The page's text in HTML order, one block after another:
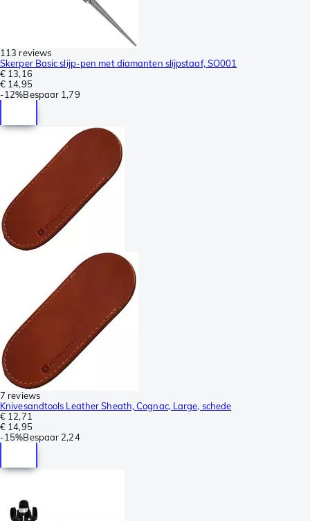
113 reviews
Skerper Basic slijp-pen met diamanten slijpstaaf, SO001
€ 13,16
€ 14,95
-12%Bespaar 1,79
7 reviews
Knivesandtools Leather Sheath, Cognac, Large, schede
€ 12,71
€ 14,95
-15%Bespaar 2,24